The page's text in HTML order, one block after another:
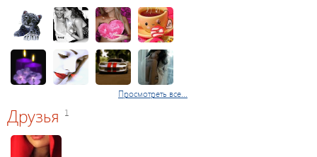
Просмотреть все...
Друзья 1